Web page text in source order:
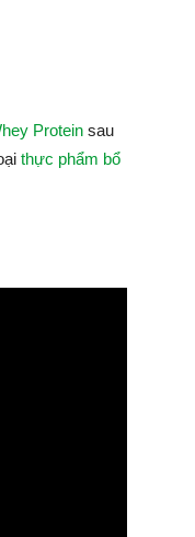
Protein sau
thực phẩm bổ